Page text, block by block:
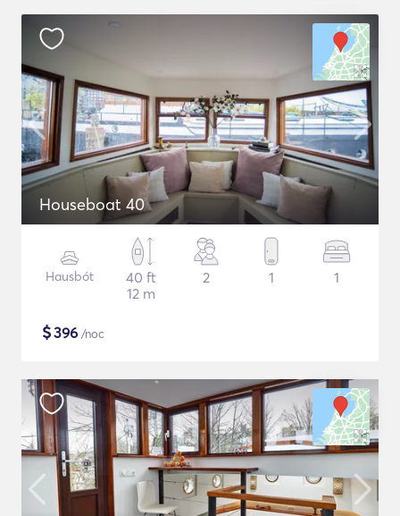
Houseboat 40
Hausbót
40 ft
12 m
2 1 1
$396 /noc